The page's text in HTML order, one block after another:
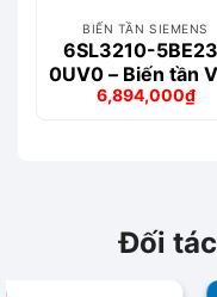
BIẾN TẦN SIEMENS
6SL3210-
0UV0 – Biến tần
3-phase 3.0kW
Giá
6,894,000₫
Giá
Đối